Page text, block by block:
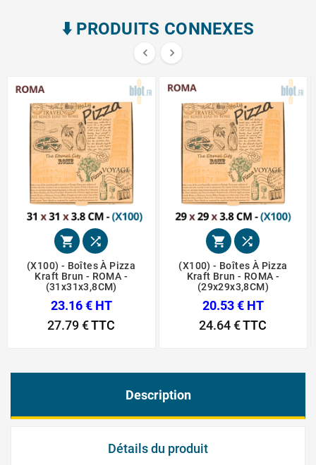
⬇️​ PRODUITS CONNEXES
 
 
(X100) - Boîtes À Pizza
Kraft Brun - ROMA -
(31x31x3,8CM)
23.16 € HT
27.79 €TTC
 
(X100) - Boîtes À Pizza
Kraft Brun - ROMA -
(29x29x3,8CM)
20.53 € HT
24.64 €TTC
Description
Détails du produit